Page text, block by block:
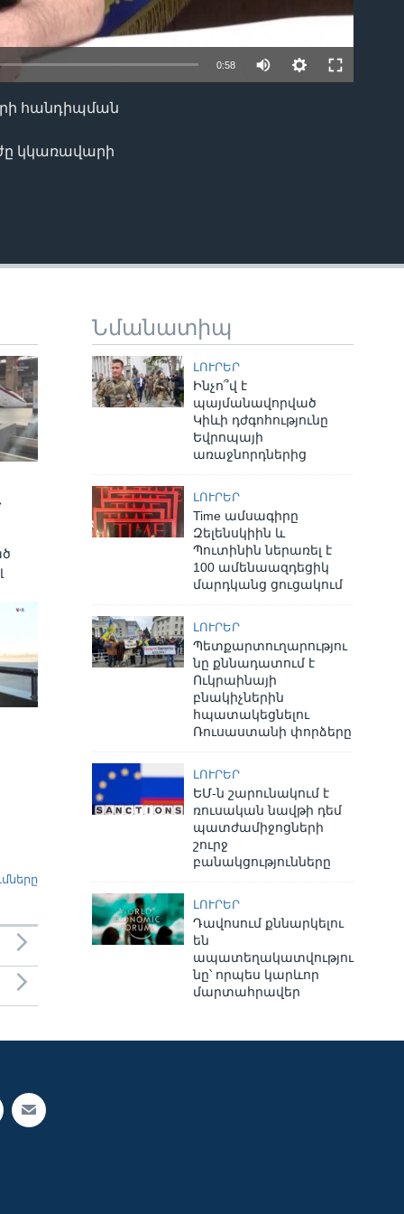
0:58
հանդիպման
կկառավարի
Նմանատիպ
ԼՈՒՐԵՐ
Ինչո՞վ է
պայմանավորված
Կիևի դժգոհությունը
Եվրոպայի
առաջնորդներից
ԼՈՒՐԵՐ
Time ամսագիրը
Զելենսկիին և
Պուտինին ներառել է
100 ամենաազդեցիկ
մարդկանց ցուցակում
ԼՈՒՐԵՐ
Պետքարտուղարությու
նը քննադատում է
Ուկրաինայի
բնակիչներին
հպատակեցնելու
Ռուսաստանի փորձերը
ԼՈՒՐԵՐ
ԵՄ-ն շարունակում է
ռուսական նավթի դեմ
պատժամիջոցների
շուրջ
բանակցությունները
ԼՈՒՐԵՐ
Դավոսում քննարկելու
են
ապատեղակատվությու
նը՝ որպես կարևոր
մարտահրավեր